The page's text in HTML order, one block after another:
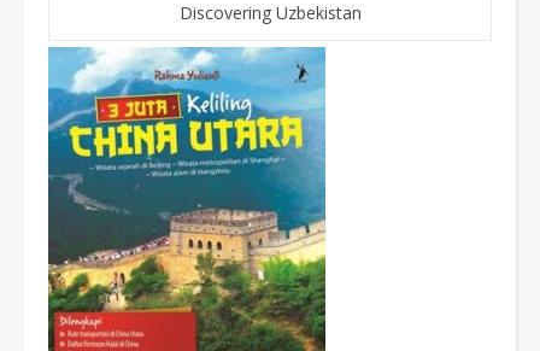
Discovering Uzbekistan